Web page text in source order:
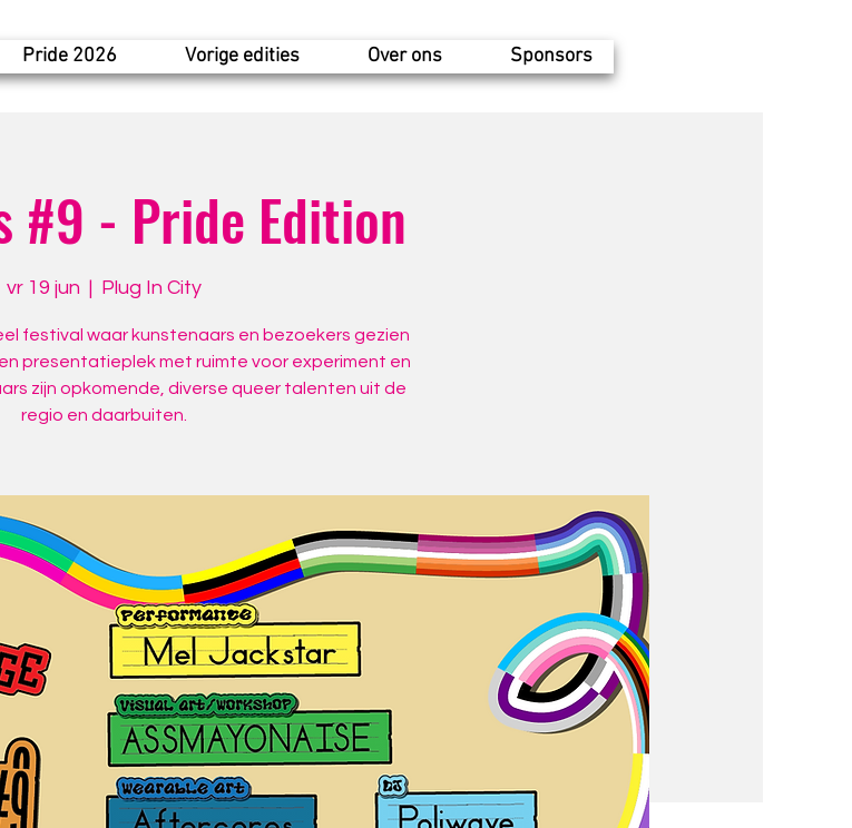
Pride 2026 Vorige edities Over ons Sponsors
#9 - Pride Edition
vr 19 jun
  |
Plug In City
festival waar kunstenaars en bezoekers gezien
presentatieplek met ruimte voor experiment en
zijn opkomende, diverse queer talenten uit de
regio en daarbuiten.